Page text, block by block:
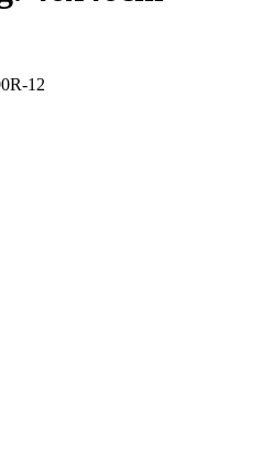
12